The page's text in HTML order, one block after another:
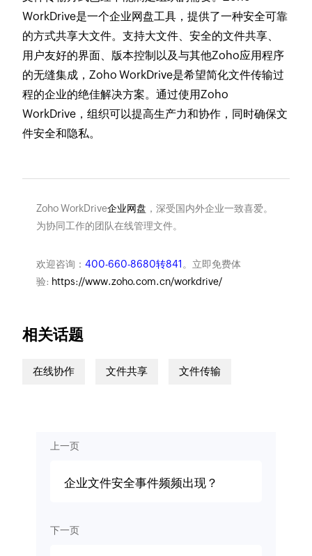
WorkDrive是一个企业网盘工具，提供了一种安全可靠
的方式共享大文件。支持大文件、安全的文件共享、
用户友好的界面、版本控制以及与其他Zoho应用程序
的无缝集成，Zoho WorkDrive是希望简化文件传输过
程的企业的绝佳解决方案。通过使用Zoho
WorkDrive，组织可以提高生产力和协作，同时确保文
件安全和隐私。
Zoho WorkDrive企业网盘 ，深受国内外企业一致喜爱。
为协同工作的团队在线管理文件。
欢迎咨询： 400-660-8680转841 。立即免费体
验: https://www.zoho.com.cn/workdrive/
相关话题
在线协作 文件共享 文件传输
上一页
企业文件安全事件频频出现？
下一页